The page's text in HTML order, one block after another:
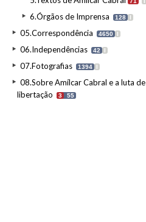
6.Órgãos de Imprensa 128 I
05.Correspondência 4650 I
06.Independências 42 I
07.Fotografias 1394 I
08.Sobre Amílcar Cabral e a luta de
libertação
3 55